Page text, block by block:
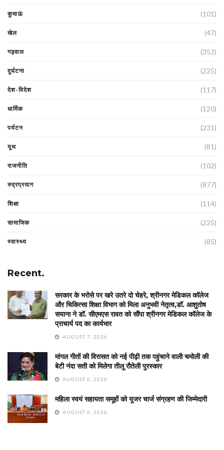
कुमाऊं (101)
खेल (47)
गढ़वाल (352)
दुर्घटना (225)
देश-विदेश (117)
धार्मिक (120)
पर्यटन (231)
यूथ (81)
राजनीति (102)
रुद्रप्रयाग (877)
शिक्षा (114)
सामाजिक (225)
स्वास्थ्य (85)
Recent.
सरकार के भरोसे पर खरे उतरे दो चेहरे, श्रीनगर मेडिकल कॉलेज
और चिकित्सा शिक्षा विभाग को मिला अनुभवी नेतृत्व,डॉ. आशुतोष
सयाना ने डॉ. सीएमएस रावत को सौंपा श्रीनगर मेडिकल कॉलेज के
प्राचार्य पद का कार्यभार
AUGUST 7, 2026
मांगल गीतों की विरासत को नई पीढ़ी तक पहुंचाने वाली चमोली की
बेटी नंदा सती को मिलेगा तीलू रौतेली पुरस्कार
AUGUST 6, 2026
महिला स्वयं सहायता समूहों को यूजर चार्ज संग्रहण की जिम्मेदारी
AUGUST 6, 2026